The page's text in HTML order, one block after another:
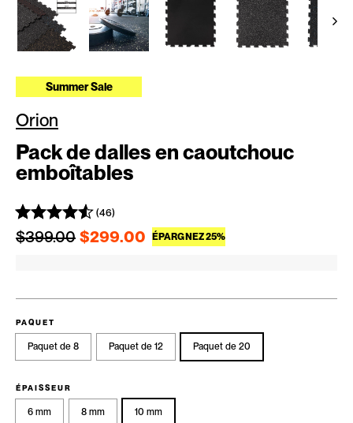
Summer Sale
Orion
Pack de dalles en caoutchouc
emboîtables
(46)
Prix régulier
$399.00 $299.00 ÉPARGNEZ 25%Prix réduit
PAQUET
Paquet de 8 Paquet de 12 Paquet de 20
ÉPAISSEUR
6 mm 8 mm 10 mm